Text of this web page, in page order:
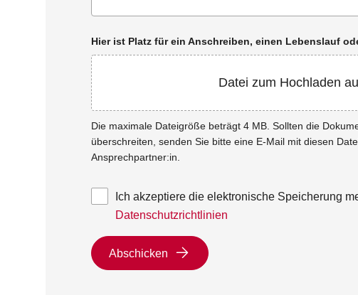
Hier ist Platz für ein Anschreiben, einen Lebenslauf
Datei zum Hochladen
Die maximale Dateigröße beträgt 4 MB. Sollten die
überschreiten, senden Sie bitte eine E-Mail mit diesen
Ansprechpartner:in.
Ich akzeptiere die elektronische Speicherung
Datenschutzrichtlinien
Abschicken